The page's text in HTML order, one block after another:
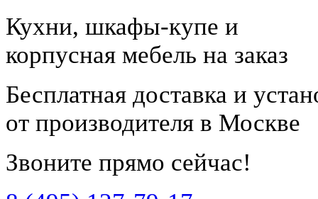
Кухни, шкафы-купе и
корпусная мебель на заказ
Бесплатная доставка и
от производителя в Москве
Звоните прямо сейчас!